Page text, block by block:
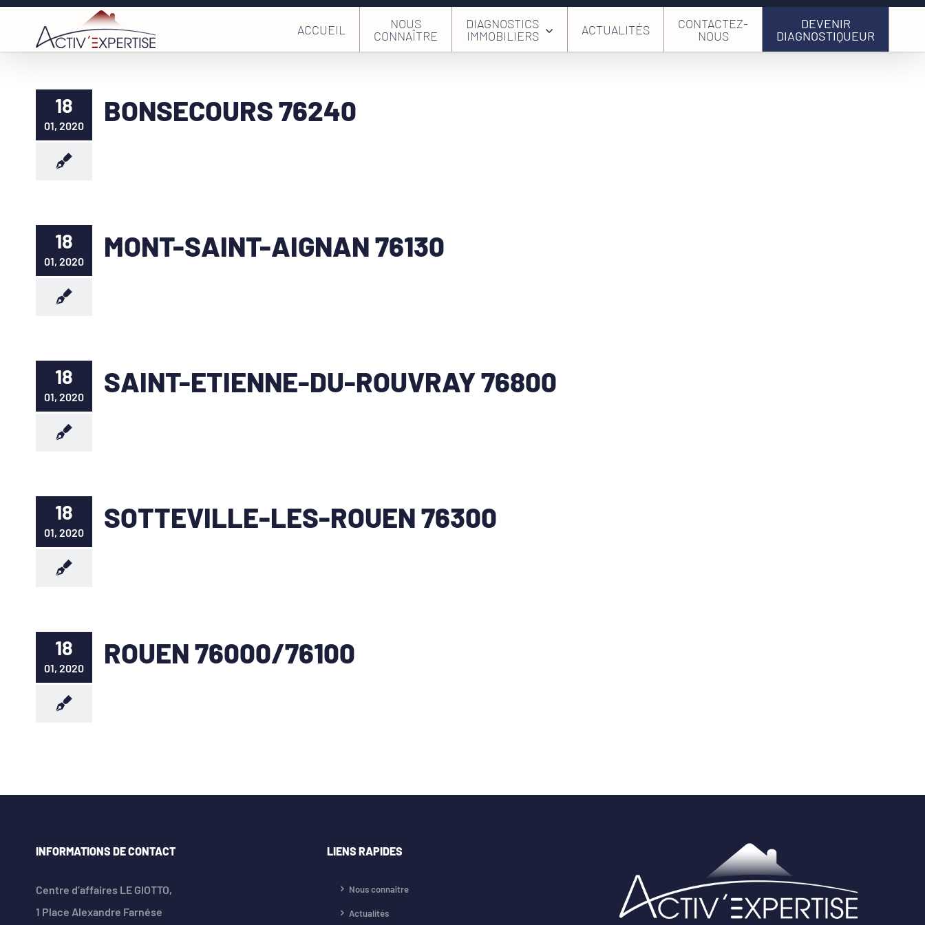
Passer
contenu
ACCUEIL
NOUS
CONNAÎTRE
DIAGNOSTICS
IMMOBILIERS
ACTUALITÉS
CONTACTEZ-
NOUS
DEVENIR
DIAGNOSTIQUEUR
18
01, 2020 BONSECOURS 76240
18
01, 2020 MONT-SAINT-AIGNAN 76130
18
01, 2020 SAINT-ETIENNE-DU-ROUVRAY 76800
18
01, 2020 SOTTEVILLE-LES-ROUEN 76300
18
01, 2020 ROUEN 76000/76100
INFORMATIONS DE CONTACT
Centre d’affaires LE GIOTTO,
1 Place Alexandre Farnése
LIENS RAPIDES
Nous connaître
Actualités